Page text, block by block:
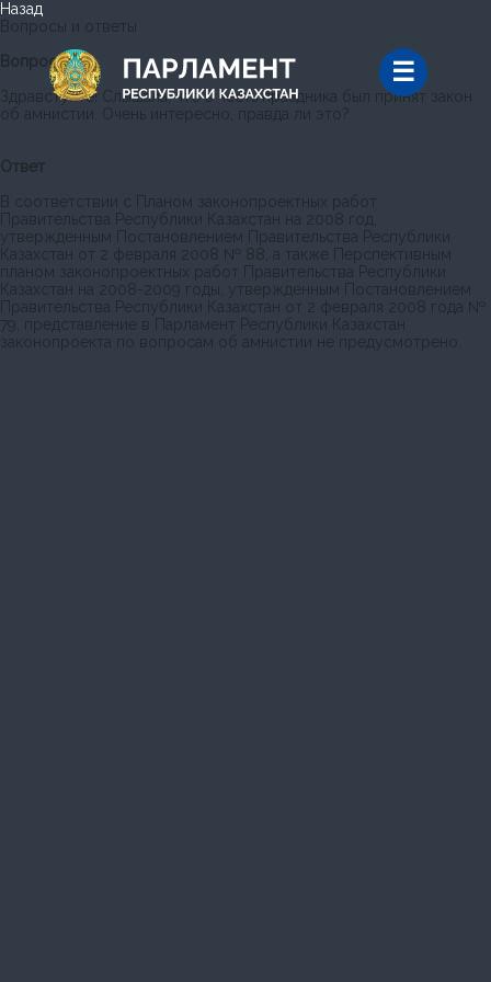
Назад
Вопросы и ответы
Вопрос
Здравстуйте! Слышала, что в честь праздника был принят закон
об амнистии. Очень интересно, правда ли это?
Ответ
В соответствии с Планом законопроектных работ
Правительства Республики Казахстан на 2008 год,
утвержденным Постановлением Правительства Республики
Казахстан от 2 февраля 2008 № 88, а также Перспективным
планом законопроектных работ Правительства Республики
Казахстан на 2008-2009 годы, утвержденным Постановлением
Правительства Республики Казахстан от 2 февраля 2008 года №
79, представление в Парламент Республики Казахстан
законопроекта по вопросам об амнистии не предусмотрено.